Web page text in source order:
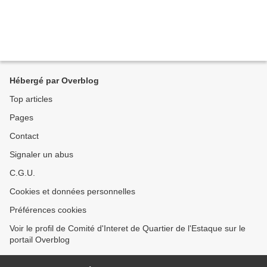
Hébergé par Overblog
Top articles
Pages
Contact
Signaler un abus
C.G.U.
Cookies et données personnelles
Préférences cookies
Voir le profil de Comité d'Interet de Quartier de l'Estaque sur le
portail Overblog